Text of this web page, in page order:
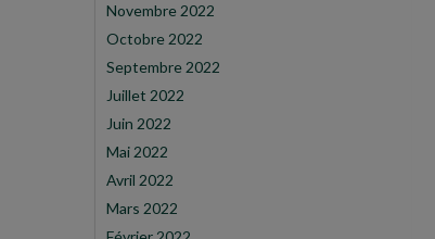
Novembre 2022
Octobre 2022
Septembre 2022
Juillet 2022
Juin 2022
Mai 2022
Avril 2022
Mars 2022